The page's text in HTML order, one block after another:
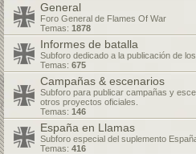
General
Foro General de Flames Of War
Temas: 1878
Informes de batalla
Subforo dedicado a la publicación de
Temas: 675
Campañas & escenarios
Subforo para publicar campañas y
otros proyectos oficiales.
Temas: 146
España en Llamas
Subforo especial del suplemento
Temas: 416